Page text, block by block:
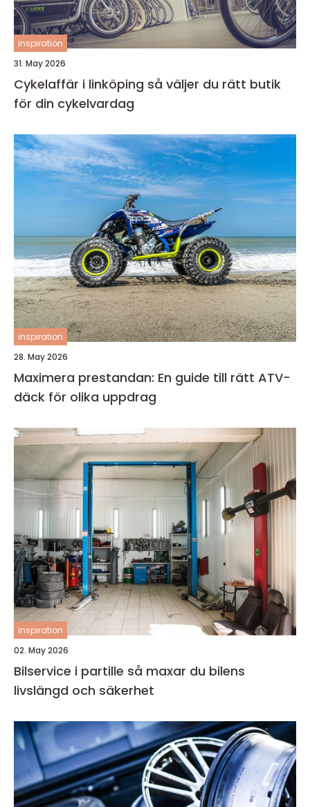
inspiration
31. May 2026
Cykelaffär i linköping så väljer du rätt butik
för din cykelvardag
inspiration
28. May 2026
Maximera prestandan: En guide till rätt ATV-
däck för olika uppdrag
inspiration
02. May 2026
Bilservice i partille så maxar du bilens
livslängd och säkerhet